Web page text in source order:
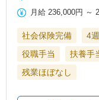
月給 236,000円 ～
社会保険完備 4
役職手当
扶養手
残業ほぼなし